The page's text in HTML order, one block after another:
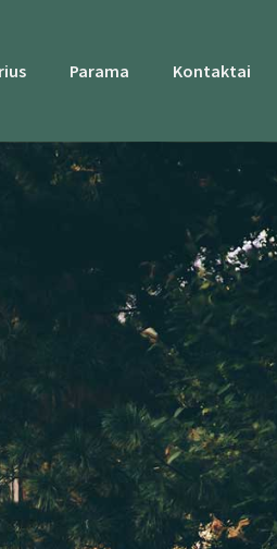
Parama Kontaktai